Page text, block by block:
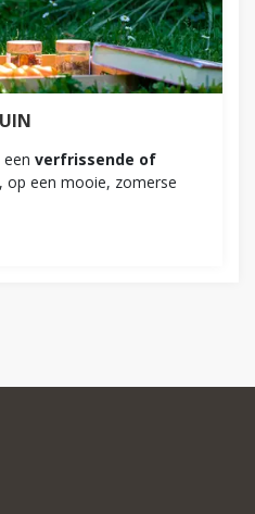
verfrissende of
, op een mooie, zomerse